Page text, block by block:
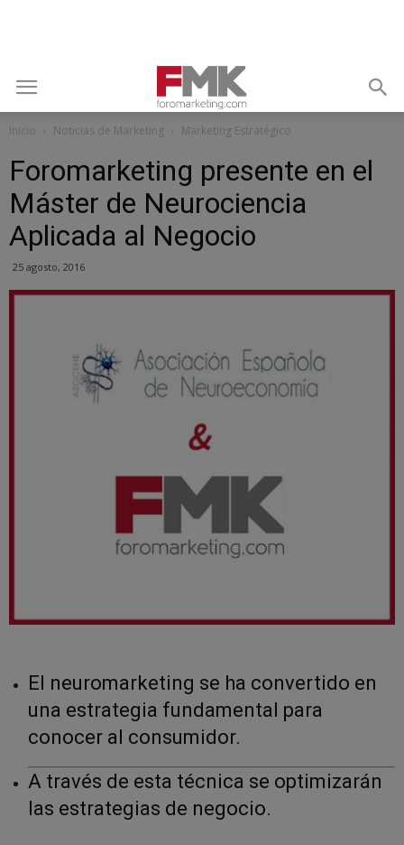
Inicio Noticias de Marketing Marketing Estratégico
Foromarketing presente en el
Máster de Neurociencia
Aplicada al Negocio
25 agosto, 2016
El neuromarketing se ha convertido en
una estrategia fundamental para
conocer al consumidor.
A través de esta técnica se optimizarán
las estrategias de negocio.